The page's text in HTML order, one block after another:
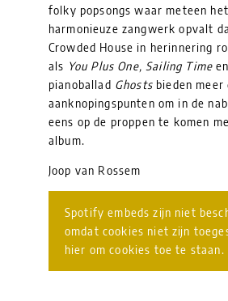
folky popsongs waar meteen
harmonieuze zangwerk opvalt
Crowded House in herinnering
als You Plus One, Sailing Time
pianoballad Ghosts bieden meer
aanknopingspunten om in de
eens op de proppen te komen
album.
Joop van Rossem
Spotify embeds zijn niet
omdat cookies niet zijn
hier om cookies toe te staan.